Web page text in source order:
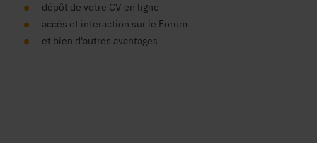
dépôt de votre CV en ligne
accès et interaction sur le Forum
et bien d'autres avantages